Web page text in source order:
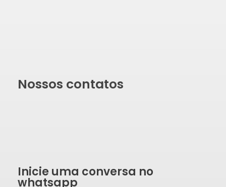
Nossos contatos
Inicie uma conversa no
whatsapp